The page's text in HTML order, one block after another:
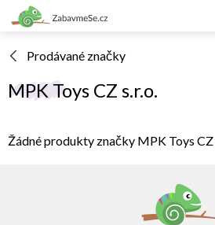
Přejít
na
Prodávané značky
MPK Toys CZ s.r.o.
Žádné produkty značky MPK Toys CZ